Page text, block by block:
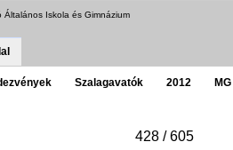
Általános Iskola és Gimnázium
Szalagavatók 2012
428 / 605